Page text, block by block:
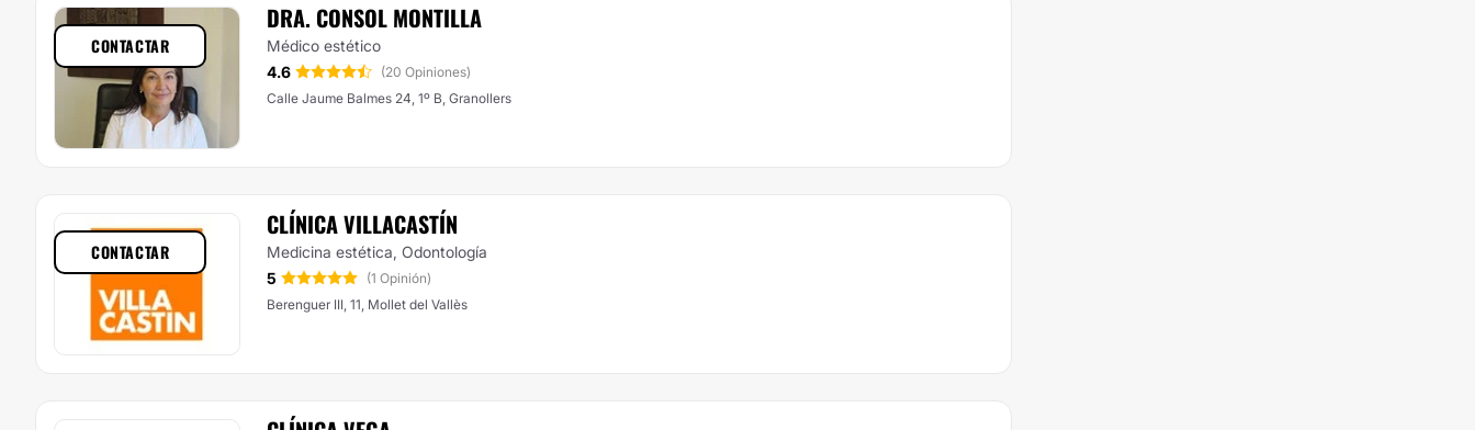
DRA. CONSOL MONTILLA
Médico estético
4.6
(20 Opiniones)
Calle Jaume Balmes 24, 1º B, Granollers
CONTACTAR
CLÍNICA VILLACASTÍN
Medicina estética, Odontología
5
(1 Opinión)
Berenguer III, 11, Mollet del Vallès
CONTACTAR